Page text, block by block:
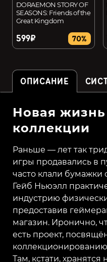
DORAEMON STORY OF
SEASONS: Friends of the
Great Kingdom
599₽ 70%
ОПИСАНИЕ
Новая
коллекции
Раньше — лет так
игры продавались в
часто клали бумажки
Гейб Ньюэлл
индустрию
предоставив
магазин. Иронично,
есть проект,
коллекционированию
Там, кстати,